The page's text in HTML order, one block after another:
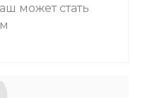
может стать